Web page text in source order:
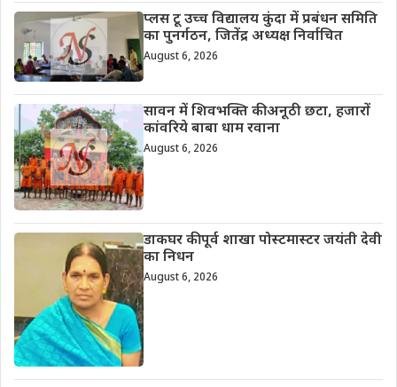
प्लस टू उच्च विद्यालय कुंदा में प्रबंधन समिति
का पुनर्गठन, जितेंद्र अध्यक्ष निर्वाचित
August 6, 2026
सावन में शिवभक्ति की अनूठी छटा, हजारों
कांवरिये बाबा धाम रवाना
August 6, 2026
डाकघर की पूर्व शाखा पोस्टमास्टर जयंती देवी
का निधन
August 6, 2026